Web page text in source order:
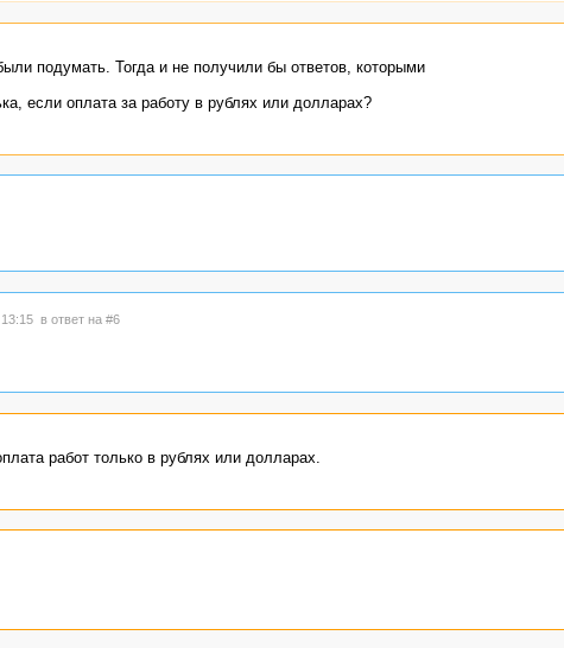
подумать. Тогда и не получили бы ответов, которыми
если оплата за работу в рублях или долларах?
в ответ на #6
работ только в рублях или долларах.